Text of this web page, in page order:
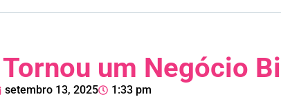
um Negócio
setembro 13, 2025 1:33 pm